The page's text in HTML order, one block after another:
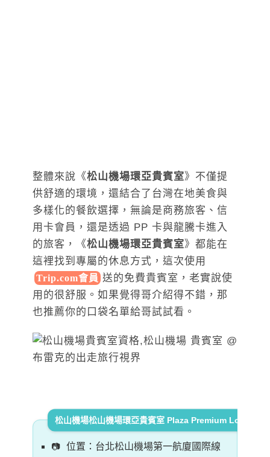
整體來說《松山機場環亞貴賓室》不僅提
供舒適的環境，還結合了台灣在地美食與
多樣化的餐飲選擇，無論是商務旅客、信
用卡會員，還是透過 PP 卡與龍騰卡進入
的旅客，《松山機場環亞貴賓室》都能在
這裡找到專屬的休息方式，這次使用
Trip.com會員 送的免費貴賓室，老實說使
用的很舒服。如果覺得哥介紹得不錯，那
也推薦你的口袋名單給哥試試看。
松山機場松山機場環亞貴賓室 Plaza Premium Lounge
位置：台北松山機場第一航廈國際線